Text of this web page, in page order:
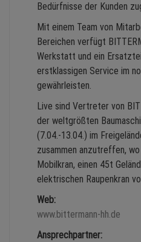
Bedürfnisse der Kunden
Mit einem Team von
Bereichen verfügt
Werkstatt und ein
erstklassigen Service im
gewährleisten.
Live sind Vertreter von
der weltgrößten
(7.04.-13.04.) im
zusammen anzutreffen,
Mobilkran, einen 45t
elektrischen Raupenkran
Web:
www.bittermann-hh.de
Ansprechpartner: